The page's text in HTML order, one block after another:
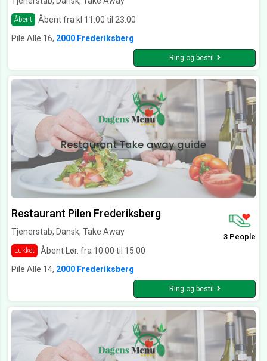
Åbent
Åbent fra kl 11:00 til 23:00
Pile Alle 16, 2000 Frederiksberg
Ring og bestil
Restaurant Pilen Frederiksberg
Tjenerstab, Dansk, Take Away
Lukket Åbent Lør. fra 10:00 til 15:00
3 People
Pile Alle 14, 2000 Frederiksberg
Ring og bestil